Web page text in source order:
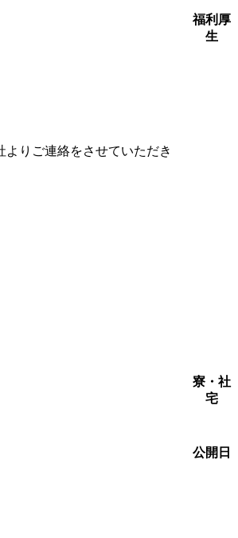
よりご連絡をさせていただき
福利厚
生
寮・社
宅
公開日